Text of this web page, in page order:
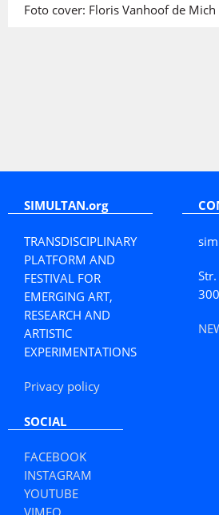
Foto cover: Floris Vanhoof de Mich
SIMULTAN.org
TRANSDISCIPLINARY
PLATFORM AND
FESTIVAL FOR
EMERGING ART,
RESEARCH AND
ARTISTIC
EXPERIMENTATIONS
Privacy policy
SOCIAL
FACEBOOK
INSTAGRAM
YOUTUBE